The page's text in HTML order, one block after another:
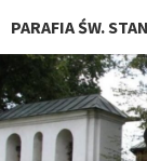
PARAFIA ŚW.